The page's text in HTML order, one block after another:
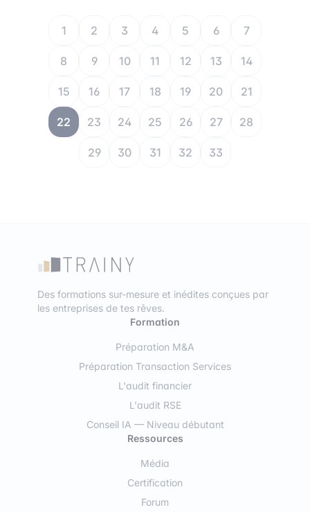
1 2 3 4 5 6 7
8 9 10 11 12 13 14
15 16 17 18 19 20 21
22 23 24 25 26 27 28
29 30 31 32 33
Des formations sur-mesure et inédites conçues par
les entreprises de tes rêves.
Formation
Préparation M&A
Préparation Transaction Services
L'audit financier
L'audit RSE
Conseil IA — Niveau débutant
Ressources
Média
Certification
Forum